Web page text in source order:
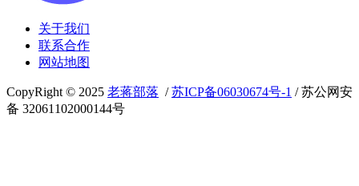
关于我们
联系合作
网站地图
CopyRight © 2025 老蒋部落 /苏ICP备06030674号-1 / 苏公网安
备 32061102000144号